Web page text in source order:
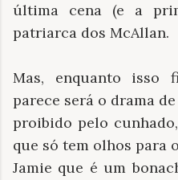
última cena (e a
patriarca dos McAllan.
Mas, enquanto isso
parece será o drama
proibido pelo
que só tem olhos para
Jamie que é um